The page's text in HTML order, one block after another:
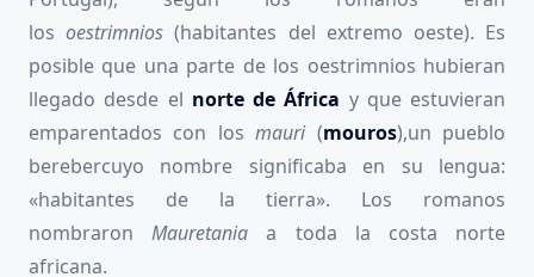
losoestrimnios(habitantes del extremo oeste). Es
posible que una parte de los oestrimnios hubieran
llegado desde el norte de África y que estuvieran
emparentados con losmauri (mouros),un pueblo
berebercuyo nombre significaba en su lengua:
«habitantes de la tierra». Los romanos
nombraronMauretaniaa toda la costa norte
africana.